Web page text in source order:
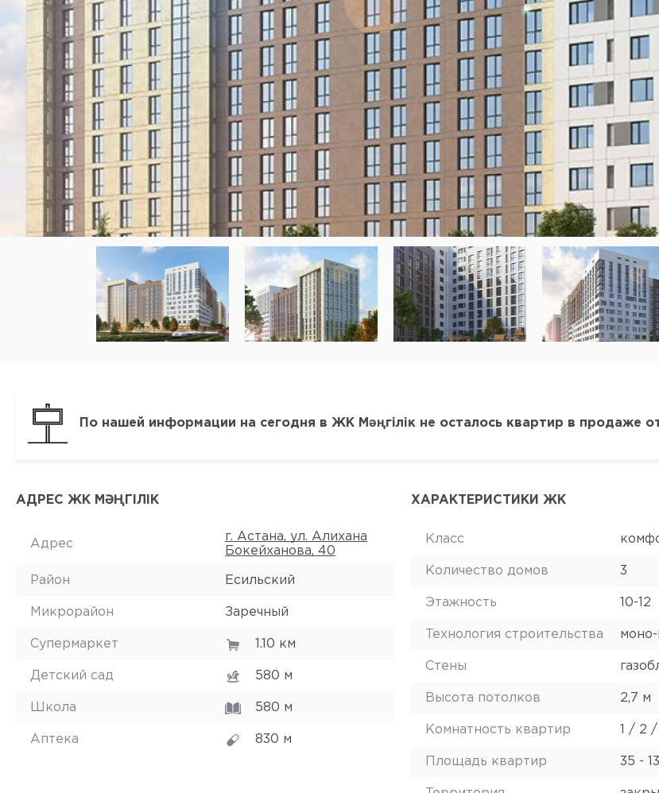
По нашей информации на сегодня в ЖК Мәңгілік не осталось квартир в продаже
АДРЕС ЖК МӘҢГІЛІК
Адрес
г. Астана, ул. Алихана
Бокейханова, 40
Район Есильский
Микрорайон Заречный
Супермаркет 1.10 км
Детский сад 580 м
Школа 580 м
Аптека 830 м
ХАРАКТЕРИСТИКИ ЖК
Класс
Количество домов 3
Этажность 10-12
Технология строительства
Стены
Высота потолков 2,7 м
Комнатность квартир 1 / 2
Площадь квартир 35 -